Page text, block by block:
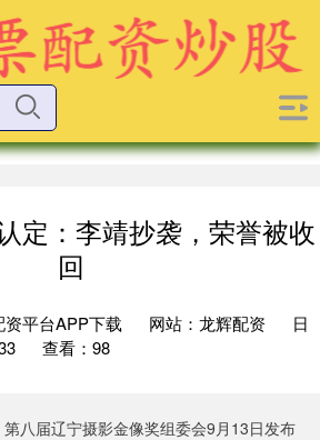
定：李靖抄袭，荣誉被收
回
平台APP下载 网站：龙辉配资
日
查看：98
八届辽宁摄影金像奖组委会9月13日发布